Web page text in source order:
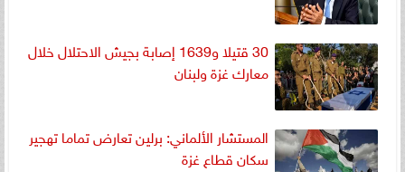
30 قتيلا و1639 إصابة بجيش الاحتلال خلال
معارك غزة ولبنان
المستشار الألماني: برلين تعارض تماما تهجير
سكان قطاع غزة